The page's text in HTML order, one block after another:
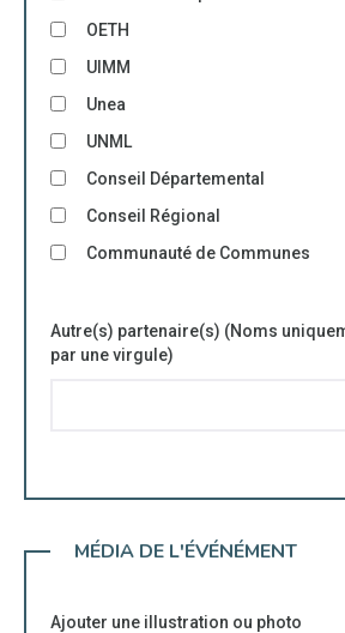
OETH
UIMM
Unea
UNML
Conseil Départemental
Conseil Régional
Communauté de Communes
Autre(s) partenaire(s) (Noms
par une virgule)
MÉDIA DE L'ÉVÉNÉMENT
Ajouter une illustration ou photo